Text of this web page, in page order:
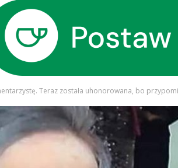
Teraz została uhonorowana, bo